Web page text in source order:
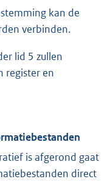
kan de
verbinden.
lid 5 zullen
register en
is afgerond gaat
direct